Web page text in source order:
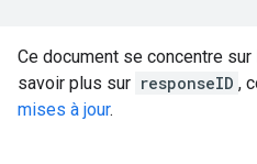
Ce document se concentre sur
savoir plus sur responseID ,
mises à jour.